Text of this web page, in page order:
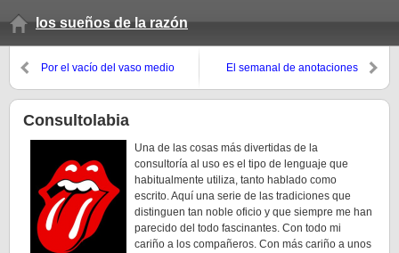
los sueños de la razón
Por el vacío del vaso medio
El semanal de anotaciones
Consultolabia
Una de las cosas más divertidas de la
consultoría al uso es el tipo de lenguaje que
habitualmente utiliza, tanto hablado como
escrito. Aquí una serie de las tradiciones que
distinguen tan noble oficio y que siempre me han
parecido del todo fascinantes. Con todo mi
cariño a los compañeros. Con más cariño a unos